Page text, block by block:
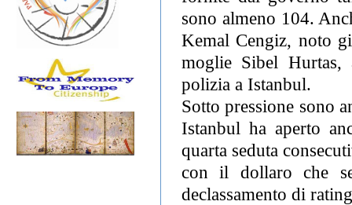
sono almeno 104.
Kemal Cengiz, noto
moglie Sibel Hurtas,
polizia a Istanbul.
Sotto pressione sono
Istanbul ha aperto
quarta seduta
con il dollaro che
declassamento di